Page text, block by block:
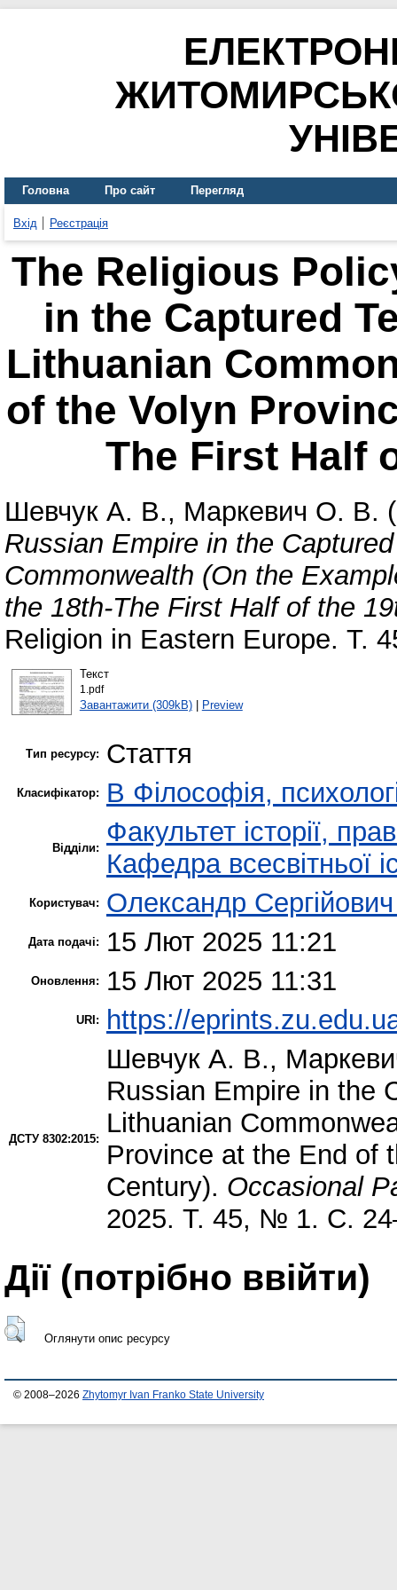
Головна Про сайт Перегляд
Вхід Реєстрація
The Religious
in the Captured
Lithuanian
of the Volyn
The First Half
Шевчук А. В., Маркевич О. В.
Russian Empire in the
Commonwealth (On the
the 18th-The First Half of the
Religion in Eastern Europe. Т.
Текст
1.pdf
Завантажити (309kB)| Preview
Тип ресурсу: Стаття
Класифікатор: B Філософія,
Відділи:
Факультет історії,
Кафедра всесвітньої
Користувач: Олександр
Дата подачі: 15 Лют 2025 11:21
Оновлення: 15 Лют 2025 11:31
URI: https://
ДСТУ 8302:2015:
Шевчук А. В.,
Russian Empire in the
Lithuanian
Province at the End of
Century). Occasional
2025. Т. 45, № 1. С.
Дії ​​(потрібно ввійти)
Оглянути опис ресурсу
© 2008–2026 Zhytomyr Ivan Franko State University